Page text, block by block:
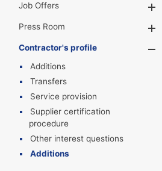
Job Offers
Press Room
Contractor's profile
Additions
Transfers
Service provision
Supplier certification
procedure
Other interest questions
Additions